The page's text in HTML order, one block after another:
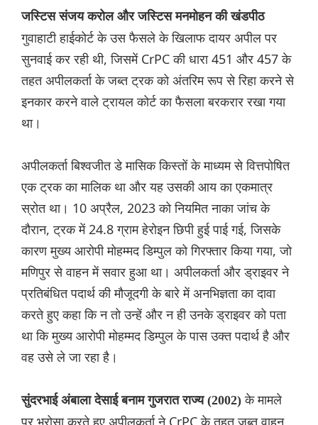
जस्टिस संजय करोल और जस्टिस मनमोहन की खंडपीठ
गुवाहाटी हाईकोर्ट के उस फैसले के खिलाफ दायर अपील पर
सुनवाई कर रही थी, जिसमें CrPC की धारा 451 और 457 के
तहत अपीलकर्ता के जब्त ट्रक को अंतरिम रूप से रिहा करने से
इनकार करने वाले ट्रायल कोर्ट का फैसला बरकरार रखा गया
था।
अपीलकर्ता बिश्वजीत डे मासिक किस्तों के माध्यम से वित्तपोषित
एक ट्रक का मालिक था और यह उसकी आय का एकमात्र
स्रोत था। 10 अप्रैल, 2023 को नियमित नाका जांच के
दौरान, ट्रक में 24.8 ग्राम हेरोइन छिपी हुई पाई गई, जिसके
कारण मुख्य आरोपी मोहम्मद डिम्पुल को गिरफ्तार किया गया, जो
मणिपुर से वाहन में सवार हुआ था। अपीलकर्ता और ड्राइवर ने
प्रतिबंधित पदार्थ की मौजूदगी के बारे में अनभिज्ञता का दावा
करते हुए कहा कि न तो उन्हें और न ही उनके ड्राइवर को पता
था कि मुख्य आरोपी मोहम्मद डिम्पुल के पास उक्त पदार्थ है और
वह उसे ले जा रहा है।
सुंदरभाई अंबाला देसाई बनाम गुजरात राज्य (2002)के मामले